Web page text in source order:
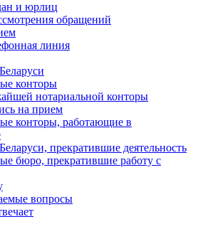
и юрлиц
обращений
линия
конторы
нотариальной конторы
на прием
конторы, работающие в
прекратившие деятельность
бюро, прекратившие работу с
вопросы